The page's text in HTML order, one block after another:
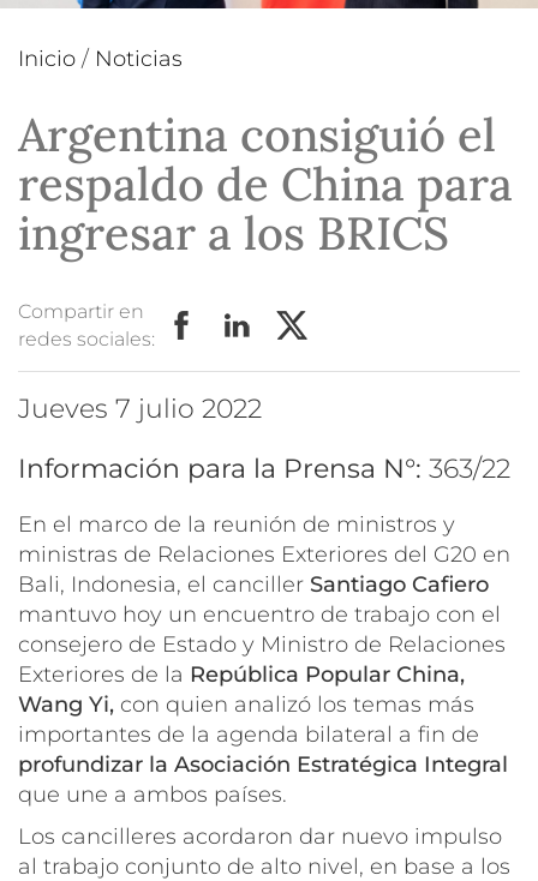
Inicio / Noticias
Argentina consiguió el
respaldo de China para
ingresar a los BRICS
Compartir en
redes sociales:
jueves 7 julio 2022
Información para la Prensa N°: 363/22
En el marco de la reunión de ministros y
ministras de Relaciones Exteriores del G20 en
Bali, Indonesia, el canciller Santiago Cafiero
mantuvo hoy un encuentro de trabajo con el
consejero de Estado y Ministro de Relaciones
Exteriores de la República Popular China,
Wang Yi, con quien analizó los temas más
importantes de la agenda bilateral a fin de
profundizar la Asociación Estratégica Integral
que une a ambos países.
Los cancilleres acordaron dar nuevo impulso
al trabajo conjunto de alto nivel, en base a los